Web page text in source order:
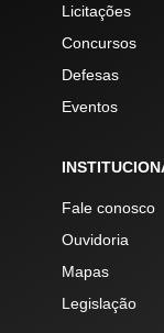
Licitações
Concursos
Defesas
Eventos
Fale conosco
Ouvidoria
Mapas
Legislação